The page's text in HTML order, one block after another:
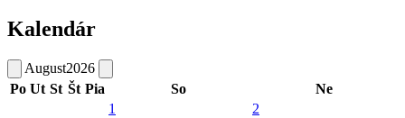
Kalendár
August2026
Po Ut St Št Pia So Ne
1
2